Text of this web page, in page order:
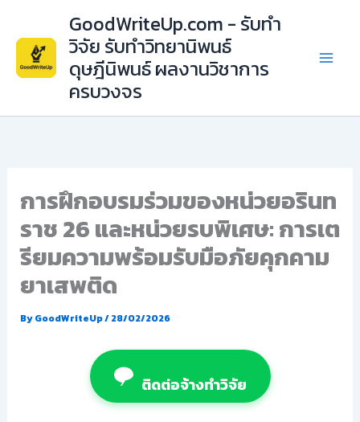
content
GoodWriteUp.com - รับทำ
วิจัย รับทำวิทยานิพนธ์
ดุษฎีนิพนธ์ ผลงานวิชาการ
ครบวงจร
การฝึกอบรมร่วมของหน่วยอรินท
ราช 26 และหน่วยรบพิเศษ: การเต
รียมความพร้อมรับมือภัยคุกคาม
ยาเสพติด
ByGoodWriteUp/28/02/2026
ติดต่อจ้างทำวิจัย